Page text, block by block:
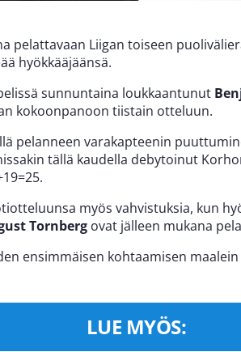
pelattavaan Liigan toiseen
hyökkääjäänsä.
sunnuntaina loukkaantunut
kokoonpanoon tiistain otteluun.
pelanneen varakapteenin
tällä kaudella debytoinut
myös vahvistuksia, kun
Tornberg ovat jälleen mukana
ensimmäisen kohtaamisen
LUE MYÖS: